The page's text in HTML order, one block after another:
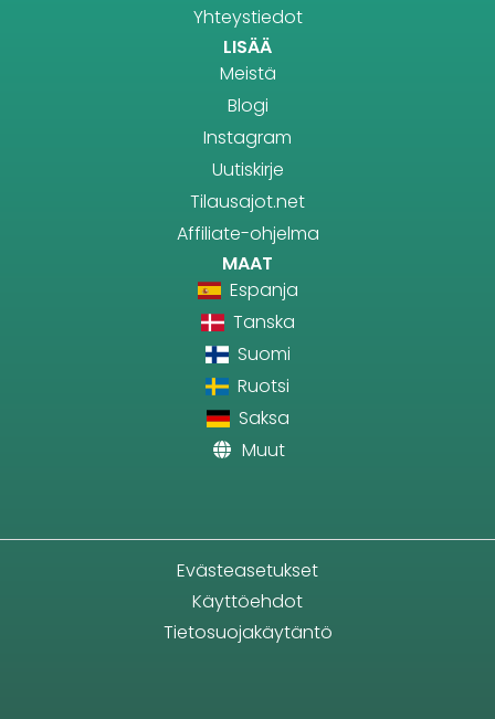
Yhteystiedot
LISÄÄ
Meistä
Blogi
Instagram
Uutiskirje
Tilausajot.net
Affiliate-ohjelma
MAAT
Espanja
Tanska
Suomi
Ruotsi
Saksa
Muut
Evästeasetukset
Käyttöehdot
Tietosuojakäytäntö